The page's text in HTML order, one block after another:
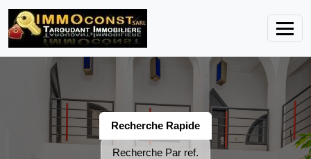
Recherche Rapide
Recherche Par ref.